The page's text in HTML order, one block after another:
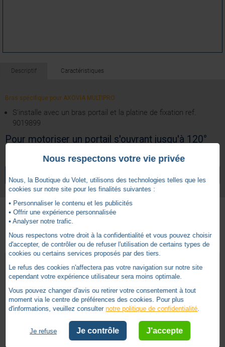
Descriptif Caractéristiques
Bras spécifique pour AXOVIA MULTIPRO
S'installe avec un bras portail et la platine de fixation ref.
9019899
Pour motoriser un portail s'ouvrant jusqu'à 120°
Nous respectons votre vie privée
Nous, la Boutique du Volet, utilisons des technologies telles que les
cookies sur notre site pour les finalités suivantes :
• Personnaliser le contenu et les publicités
• Offrir une expérience personnalisée
• Analyser notre trafic.
Nous respectons votre droit à la confidentialité et vous pouvez choisir
d'accepter, de contrôler ou de refuser l'utilisation de certains types de
cookies ou certains services proposés par des tiers.
Le refus des cookies n'affectera pas votre navigation sur notre site
cependant votre expérience utilisateur sera moins optimale.
Vous pouvez changer d'avis ou retirer votre consentement à tout
moment via le centre de préférences des cookies. Pour plus
d'informations, veuillez consulter notre politique de confidentialité.
Je refuse Je contrôle J'accepte